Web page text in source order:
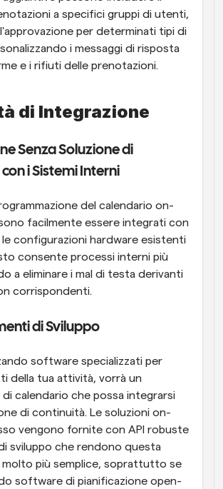
a specifici gruppi di utenti,
per determinati tipi di
i messaggi di risposta
e i rifiuti delle prenotazioni.
di Integrazione
Senza Soluzione di
i Sistemi Interni
del calendario on-
facilmente essere integrati con
configurazioni hardware esistenti
consente processi interni più
a eliminare i mal di testa derivanti
corrispondenti.
di Sviluppo
software specializzati per
della tua attività, vorrà un
calendario che possa integrarsi
di continuità. Le soluzioni on-
vengono fornite con API robuste
sviluppo che rendono questa
molto più semplice, soprattutto se
software di pianificazione open-